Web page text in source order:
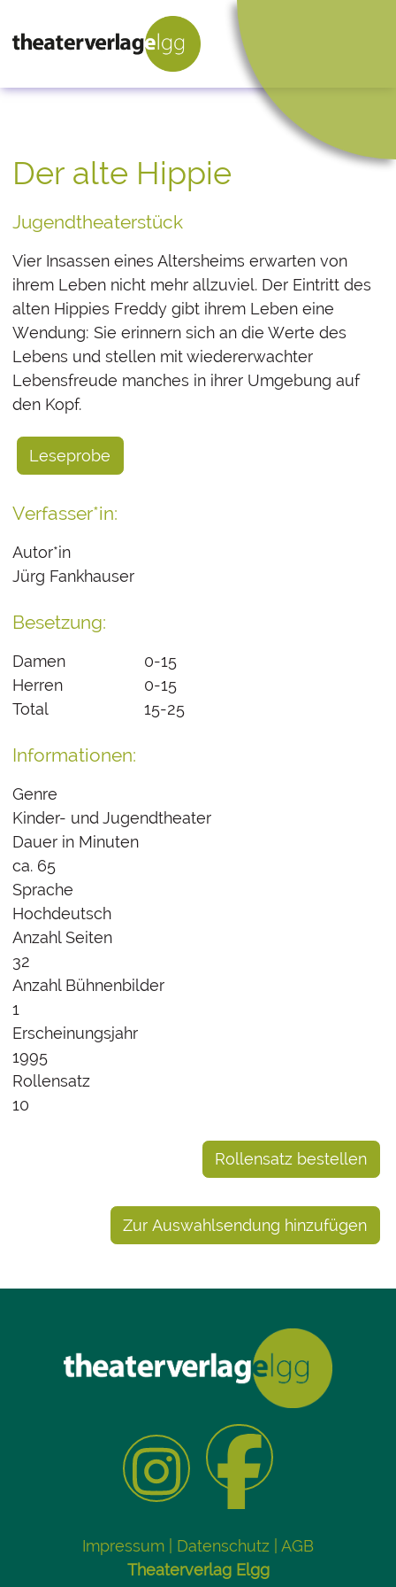
Der alte Hippie
Jugendtheaterstück
Vier Insassen eines Altersheims erwarten von
ihrem Leben nicht mehr allzuviel. Der Eintritt des
alten Hippies Freddy gibt ihrem Leben eine
Wendung: Sie erinnern sich an die Werte des
Lebens und stellen mit wiedererwachter
Lebensfreude manches in ihrer Umgebung auf
den Kopf.
Leseprobe
Verfasser*in:
Autor*in
Jürg Fankhauser
Besetzung:
Damen
0-15
Herren
0-15
Total
15-25
Informationen:
Genre
Kinder- und Jugendtheater
Dauer in Minuten
ca. 65
Sprache
Hochdeutsch
Anzahl Seiten
32
Anzahl Bühnenbilder
1
Erscheinungsjahr
1995
Rollensatz
10
Rollensatz bestellen
Zur Auswahlsendung hinzufügen
Impressum Datenschutz
AGB
Theaterverlag Elgg